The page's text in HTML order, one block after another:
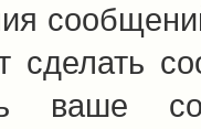
сделать
ваше